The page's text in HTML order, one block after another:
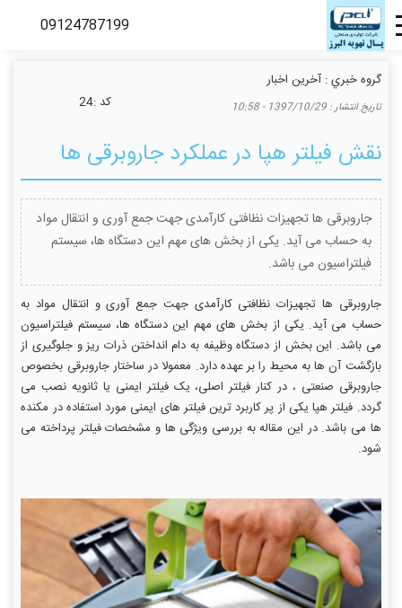
گروه خبري :آخرین اخبار
تاريخ انتشار :1397/10/29 - 10:58 كد :24
نقش فیلتر هپا در عملکرد جاروبرقی ها
جاروبرقی ها تجهیزات نظافتی کارآمدی جهت جمع آوری و انتقال مواد
به حساب می آید. یکی از بخش های مهم این دستگاه ها، سیستم
فیلتراسیون می باشد.
جاروبرقی ها تجهیزات نظافتی کارآمدی جهت جمع آوری و انتقال مواد به
حساب می آید. یکی از بخش های مهم این دستگاه ها، سیستم فیلتراسیون
می باشد. این بخش از دستگاه وظیفه به دام انداختن ذرات ریز و جلوگیری از
بازگشت آن ها به محیط را بر عهده دارد. معمولا در ساختار جاروبرقی بخصوص
جاروبرقی صنعتی ، در کنار فیلتر اصلی، یک فیلتر ایمنی یا ثانویه نصب می
گردد. فیلتر هپا یکی از پر کاربرد ترین فیلتر های ایمنی مورد استفاده در مکنده
ها می باشد. در این مقاله به بررسی ویژگی ها و مشخصات فیلتر پرداخته می
شود.